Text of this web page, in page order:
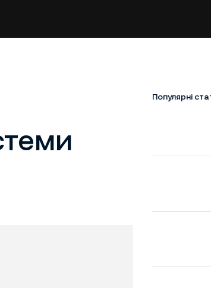
Популярні